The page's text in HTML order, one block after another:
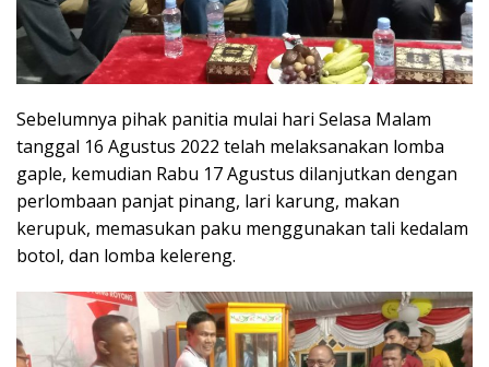
Sebelumnya pihak panitia mulai hari Selasa Malam
tanggal 16 Agustus 2022 telah melaksanakan lomba
gaple, kemudian Rabu 17 Agustus dilanjutkan dengan
perlombaan panjat pinang, lari karung, makan
kerupuk, memasukan paku menggunakan tali kedalam
botol, dan lomba kelereng.